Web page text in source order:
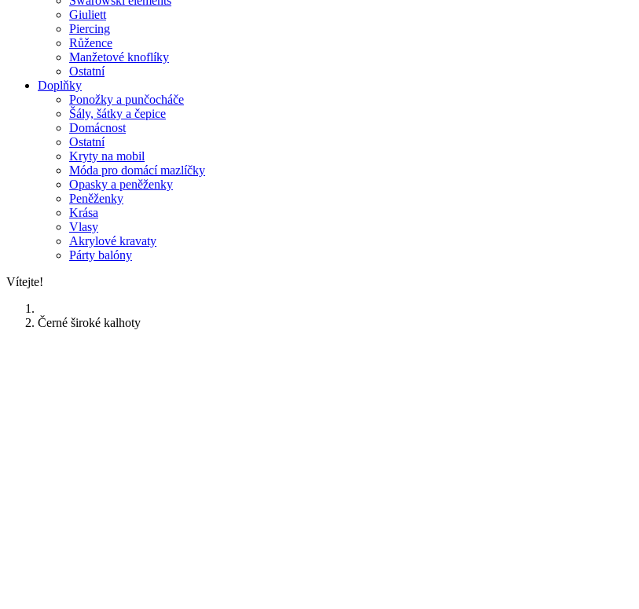
Giuliett
Piercing
Růžence
Manžetové knoflíky
Ostatní
Doplňky
Ponožky a punčocháče
Šály, šátky a čepice
Domácnost
Ostatní
Kryty na mobil
Móda pro domácí mazlíčky
Opasky a peněženky
Peněženky
Krása
Vlasy
Akrylové kravaty
Párty balóny
Vítejte!
Černé široké kalhoty